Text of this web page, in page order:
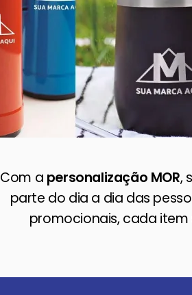
Com a personalização MOR,
parte do dia a dia das
promocionais, cada